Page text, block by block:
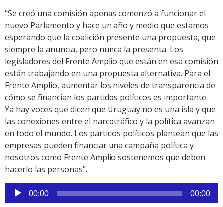
“Se creó una comisión apenas comenzó a funcionar el
nuevo Parlamento y hace un año y medio que estamos
esperando que la coalición presente una propuesta, que
siempre la anuncia, pero nunca la presenta. Los
legisladores del Frente Amplio que están en esa comisión
están trabajando en una propuesta alternativa. Para el
Frente Amplio, aumentar los niveles de transparencia de
cómo se financian los partidos políticos es importante.
Ya hay voces que dicen que Uruguay no es una isla y que
las conexiones entre el narcotráfico y la política avanzan
en todo el mundo. Los partidos políticos plantean que las
empresas pueden financiar una campaña política y
nosotros como Frente Amplio sostenemos que deben
hacerlo las personas”.
Reproductor
de
00:00 00:00